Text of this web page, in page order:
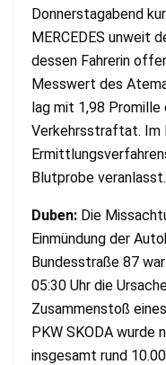
Donnerstagabend
MERCEDES unweit
dessen Fahrerin
Messwert des
lag mit 1,98 Promille
Verkehrsstraftat. Im
Blutprobe veranlasst.
Duben: Die
Einmündung der
Bundesstraße 87
05:30 Uhr die
Zusammenstoß
PKW SKODA wurde
insgesamt rund